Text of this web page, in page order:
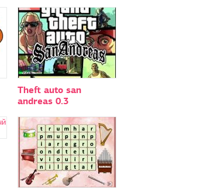
Theft auto san
andreas 0.3